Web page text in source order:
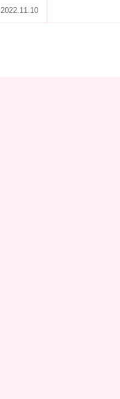
2022.11.10